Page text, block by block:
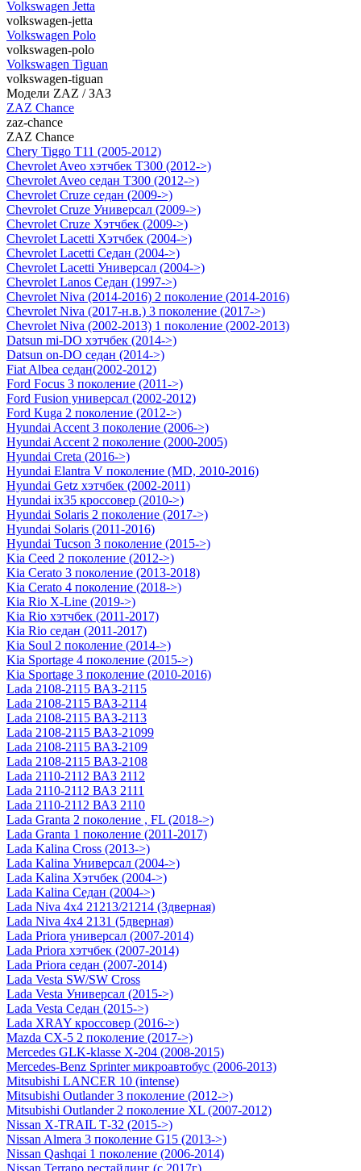
Volkswagen Jetta
volkswagen-jetta
Volkswagen Polo
volkswagen-polo
Volkswagen Tiguan
volkswagen-tiguan
Модели ZAZ / ЗАЗ
ZAZ Chance
zaz-chance
ZAZ Chance
Chery Tiggo T11 (2005-2012)
Chevrolet Aveo хэтчбек Т300 (2012->)
Chevrolet Aveo седан Т300 (2012->)
Chevrolet Cruze седан (2009->)
Chevrolet Cruze Универсал (2009->)
Chevrolet Cruze Хэтчбек (2009->)
Chevrolet Lacetti Хэтчбек (2004->)
Chevrolet Lacetti Седан (2004->)
Chevrolet Lacetti Универсал (2004->)
Chevrolet Lanos Седан (1997->)
Chevrolet Niva (2014-2016) 2 поколение (2014-2016)
Chevrolet Niva (2017-н.в.) 3 поколение (2017->)
Chevrolet Niva (2002-2013) 1 поколение (2002-2013)
Datsun mi-DO хэтчбек (2014->)
Datsun on-DO седан (2014->)
Fiat Albea седан(2002-2012)
Ford Focus 3 поколение (2011->)
Ford Fusion универсал (2002-2012)
Ford Kuga 2 поколение (2012->)
Hyundai Accent 3 поколение (2006->)
Hyundai Accent 2 поколение (2000-2005)
Hyundai Creta (2016->)
Hyundai Elantra V поколение (MD, 2010-2016)
Hyundai Getz хэтчбек (2002-2011)
Hyundai ix35 кроссовер (2010->)
Hyundai Solaris 2 поколение (2017->)
Hyundai Solaris (2011-2016)
Hyundai Tucson 3 поколение (2015->)
Kia Ceed 2 поколение (2012->)
Kia Cerato 3 поколение (2013-2018)
Kia Cerato 4 поколение (2018->)
Kia Rio X-Line (2019->)
Kia Rio хэтчбек (2011-2017)
Kia Rio седан (2011-2017)
Kia Soul 2 поколение (2014->)
Kia Sportage 4 поколение (2015->)
Kia Sportage 3 поколение (2010-2016)
Lada 2108-2115 ВАЗ-2115
Lada 2108-2115 ВАЗ-2114
Lada 2108-2115 ВАЗ-2113
Lada 2108-2115 ВАЗ-21099
Lada 2108-2115 ВАЗ-2109
Lada 2108-2115 ВАЗ-2108
Lada 2110-2112 ВАЗ 2112
Lada 2110-2112 ВАЗ 2111
Lada 2110-2112 ВАЗ 2110
Lada Granta 2 поколение , FL (2018->)
Lada Granta 1 поколение (2011-2017)
Lada Kalina Cross (2013->)
Lada Kalina Универсал (2004->)
Lada Kalina Хэтчбек (2004->)
Lada Kalina Седан (2004->)
Lada Niva 4х4 21213/21214 (3дверная)
Lada Niva 4х4 2131 (5дверная)
Lada Priora универсал (2007-2014)
Lada Priora хэтчбек (2007-2014)
Lada Priora седан (2007-2014)
Lada Vesta SW/SW Cross
Lada Vesta Универсал (2015->)
Lada Vesta Седан (2015->)
Lada XRAY кроссовер (2016->)
Mazda CX-5 2 поколение (2017->)
Mercedes GLK-klasse Х-204 (2008-2015)
Mercedes-Benz Sprinter микроавтобус (2006-2013)
Mitsubishi LANCER 10 (intense)
Mitsubishi Outlander 3 поколение (2012->)
Mitsubishi Outlander 2 поколение XL (2007-2012)
Nissan X-TRAIL Т-32 (2015->)
Nissan Almera 3 поколение G15 (2013->)
Nissan Qashqai 1 поколение (2006-2014)
Nissan Terrano рестайлинг (с 2017г)